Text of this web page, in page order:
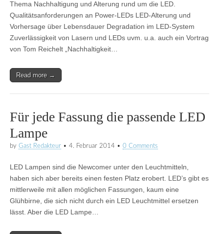
Thema Nachhaltigung und Alterung rund um die LED.
Qualitätsanforderungen an Power-LEDs LED-Alterung und
Vorhersage über Lebensdauer Degradation im LED-System
Zuverlässigkeit von Lasern und LEDs uvm. u.a. auch ein Vortrag
von Tom Reichelt „Nachhaltigkeit…
Read more →
Für jede Fassung die passende LED
Lampe
by Gast Redakteur • 4. Februar 2014 • 0 Comments
LED Lampen sind die Newcomer unter den Leuchtmitteln,
haben sich aber bereits einen festen Platz erobert. LED’s gibt es
mittlerweile mit allen möglichen Fassungen, kaum eine
Glühbirne, die sich nicht durch ein LED Leuchtmittel ersetzen
lässt. Aber die LED Lampe…